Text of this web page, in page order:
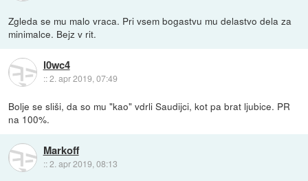
Zgleda se mu malo vraca. Pri vsem bogastvu mu delastvo dela za
minimalce. Bejz v rit.
l0wc4
::2. apr 2019, 07:49
Bolje se sliši, da so mu "kao" vdrli Saudijci, kot pa brat ljubice. PR
na 100%.
Markoff
::2. apr 2019, 08:13